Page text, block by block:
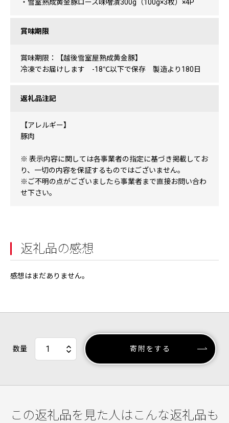
・雪室熟成黄金豚ロース味噌漬300g（100g×3枚）×4P
賞味期限
賞味期限：【越後雪室屋熟成黄金豚】
冷凍でお届けします -18℃以下で保存 製造より180日
返礼品注記
【アレルギー】
豚肉
※ 表示内容に関しては各事業者の指定に基づき掲載してお
り、一切の内容を保証するものではございません。
※ご不明の点がございましたら事業者まで直接お問い合わ
せ下さい。
返礼品の感想
感想はまだありません。
数量 寄附をする
この返礼品を見た人はこんな返礼品も